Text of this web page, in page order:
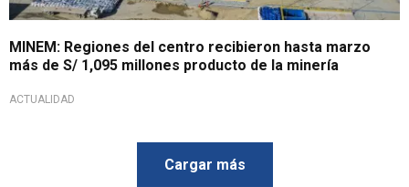
MINEM: Regiones del centro recibieron hasta marzo
más de S/ 1,095 millones producto de la minería
ACTUALIDAD
Cargar más